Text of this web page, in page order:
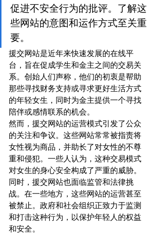
促进不安全行为的批评。了解这
些网站的意图和运作方式至关重
要。
援交网站是近年来快速发展的在线平
台，旨在促成学生和金主之间的交易关
系。创始人们声称，他们的初衷是帮助
那些寻找财务支持或寻求更好生活方式
的年轻女生，同时为金主提供一个寻找
陪伴或感情联系的机会。
然而，援交网站的运营模式引发了公众
的关注和争议。这些网站常常被指责将
女性视为商品，并助长了对女性的不尊
重和侵犯。一些人认为，这种交易模式
对女生的身心安全构成了严重的威胁。
同时，援交网站也面临监管和法律挑
战。在一些地方，这些网站的运营甚至
被禁止。政府和社会组织正致力于监测
和打击这种行为，以保护年轻人的权益
和安全。